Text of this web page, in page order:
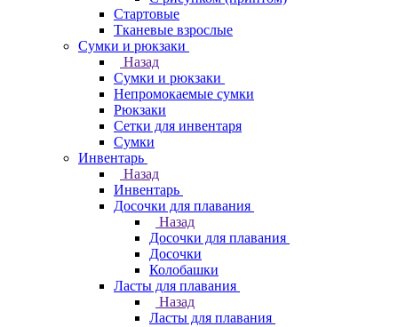
Стартовые
Тканевые взрослые
Сумки и рюкзаки
Назад
Сумки и рюкзаки
Непромокаемые сумки
Рюкзаки
Сетки для инвентаря
Сумки
Инвентарь
Назад
Инвентарь
Досочки для плавания
Назад
Досочки для плавания
Досочки
Колобашки
Ласты для плавания
Назад
Ласты для плавания